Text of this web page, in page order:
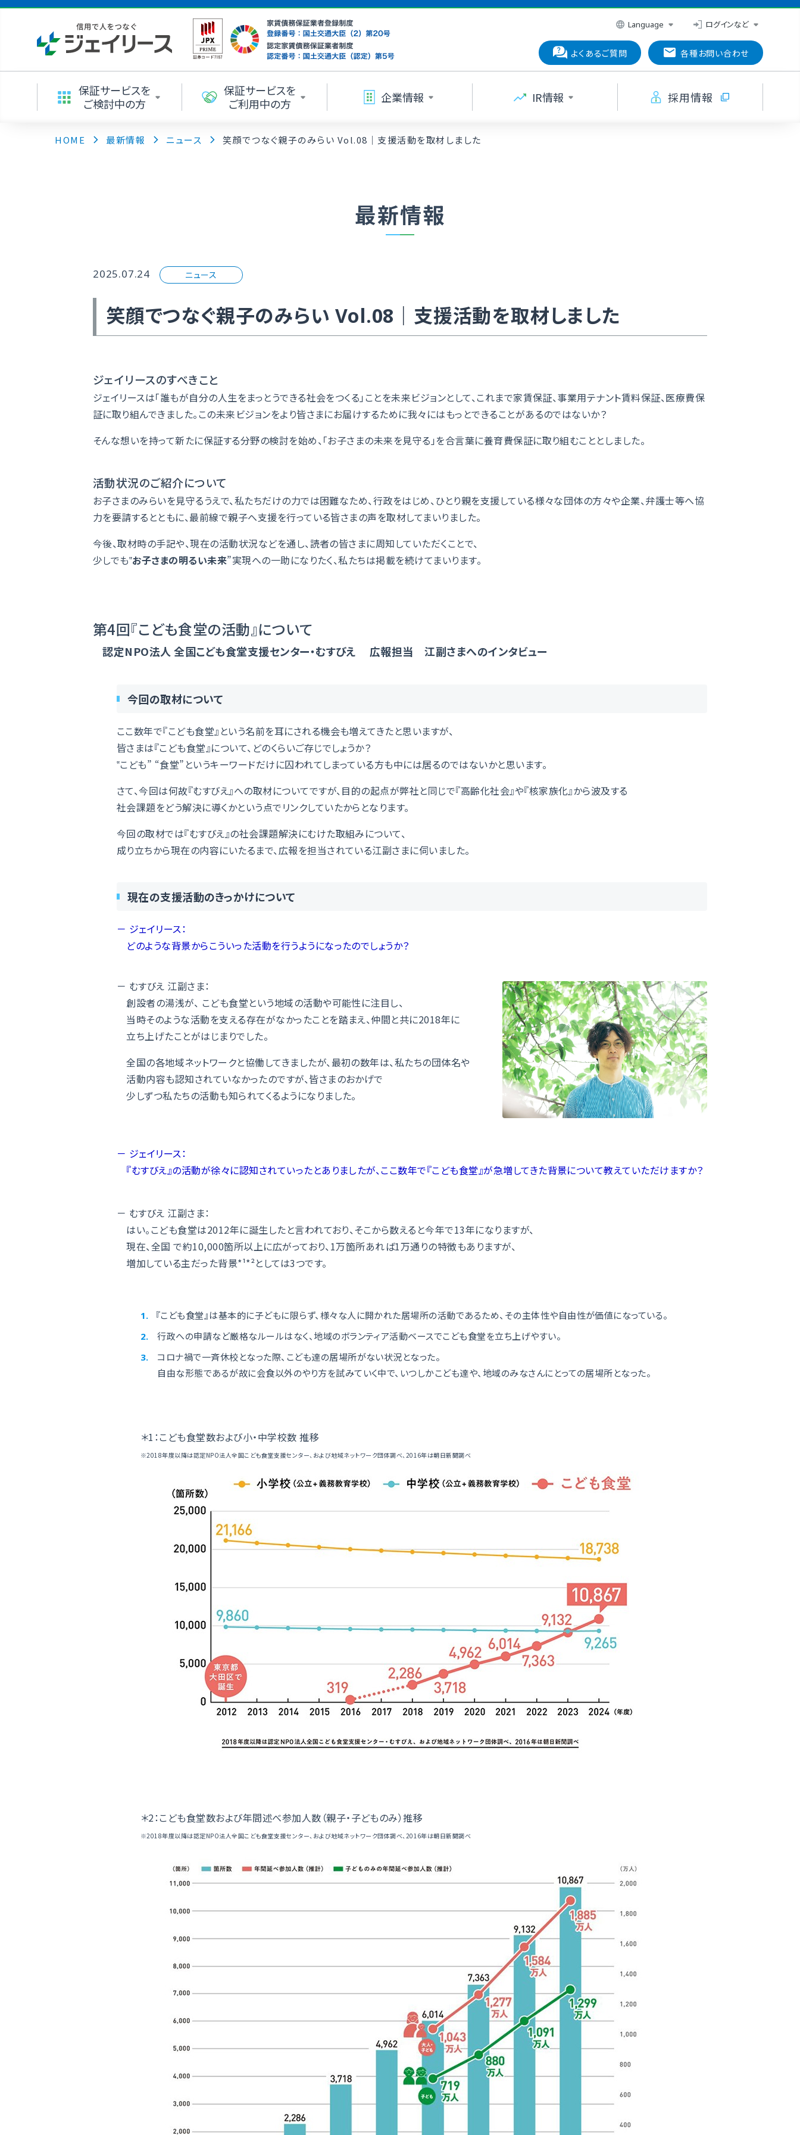
Language ログインなど
よくあるご質問 各種お問い合わせ
保証サービスを
ご検討中の方
保証サービスを
ご利用中の方
企業情報 IR情報 採用情報
HOME 最新情報 ニュース 笑顔でつなぐ親子のみらい Vol.08｜支援活動を取材しました
最新情報
2025.07.24 ニュース
笑顔でつなぐ親子のみらい Vol.08｜支援活動を取材しました
ジェイリースのすべきこと
ジェイリースは「誰もが自分の人生をまっとうできる社会をつくる」ことを未来ビジョンとして、これまで家賃保証、事業用テナント賃料保証、医療費保
証に取り組んできました。この未来ビジョンをより皆さまにお届けするために我々にはもっとできることがあるのではないか？
そんな想いを持って新たに保証する分野の検討を始め、「お子さまの未来を見守る」を合言葉に養育費保証に取り組むこととしました。
活動状況のご紹介について
お子さまのみらいを見守るうえで、私たちだけの力では困難なため、行政をはじめ、ひとり親を支援している様々な団体の方々や企業、弁護士等へ協
力を要請するとともに、最前線で親子へ支援を行っている皆さまの声を取材してまいりました。
今後、取材時の手記や、現在の活動状況などを通し、読者の皆さまに周知していただくことで、
少しでも‟お子さまの明るい未来”実現への一助になりたく、私たちは掲載を続けてまいります。
第4回『こども食堂の活動』について
認定NPO法人 全国こども食堂支援センター・むすびえ 広報担当 江副さまへのインタビュー
今回の取材について
ここ数年で『こども食堂』という名前を耳にされる機会も増えてきたと思いますが、
皆さまは『こども食堂』について、どのくらいご存じでしょうか？
‟こども” “食堂”というキーワードだけに囚われてしまっている方も中には居るのではないかと思います。
さて、今回は何故『むすびえ』への取材についてですが、目的の起点が弊社と同じで『高齢化社会』や『核家族化』から波及する
社会課題をどう解決に導くかという点でリンクしていたからとなります。
今回の取材では『むすびえ』の社会課題解決にむけた取組みについて、
成り立ちから現在の内容にいたるまで、広報を担当されている江副さまに伺いました。
現在の支援活動のきっかけについて
－ ジェイリース：
どのような背景からこういった活動を行うようになったのでしょうか？
－ むすびえ 江副さま：
創設者の湯浅が、 こども食堂という地域の活動や可能性に注目し、
当時そのような活動を支える存在がなかったことを踏まえ、仲間と共に2018年に
立ち上げたことがはじまりでした。
全国の各地域ネットワークと協働してきましたが、最初の数年は、私たちの団体名や
活動内容も認知されていなかったのですが、皆さまのおかげで
少しずつ私たちの活動も知られてくるようになりました。
－ ジェイリース：
『むすびえ』の活動が徐々に認知されていったとありましたが、ここ数年で『こども食堂』が急増してきた背景について教えていただけますか？
－ むすびえ 江副さま：
はい。こども食堂は2012年に誕生したと言われており、そこから数えると今年で13年になりますが、
現在、全国 で約10,000箇所以上に広がっており、1万箇所あれば1万通りの特徴もありますが、
増加している主だった背景*¹*²としては3つです。
『こども食堂』は基本的に子どもに限らず、様々な人に開かれた居場所の活動であるため、その主体性や自由性が価値になっている。
行政への申請など厳格なルールはなく、地域のボランティア活動ベースでこども食堂を立ち上げやすい。
コロナ禍で一斉休校となった際、こども達の居場所がない状況となった。
自由な形態であるが故に会食以外のやり方を試みていく中で、いつしかこども達や、地域のみなさんにとっての居場所となった。
＊1：こども食堂数および小・中学校数 推移
※2018年度以降は認定NPO法人全国こども食堂支援センター、および地域ネットワーク団体調べ、2016年は朝日新聞調べ
＊2：こども食堂数および年間述べ参加人数（親子・子どものみ）推移
※2018年度以降は認定NPO法人全国こども食堂支援センター、および地域ネットワーク団体調べ、2016年は朝日新聞調べ